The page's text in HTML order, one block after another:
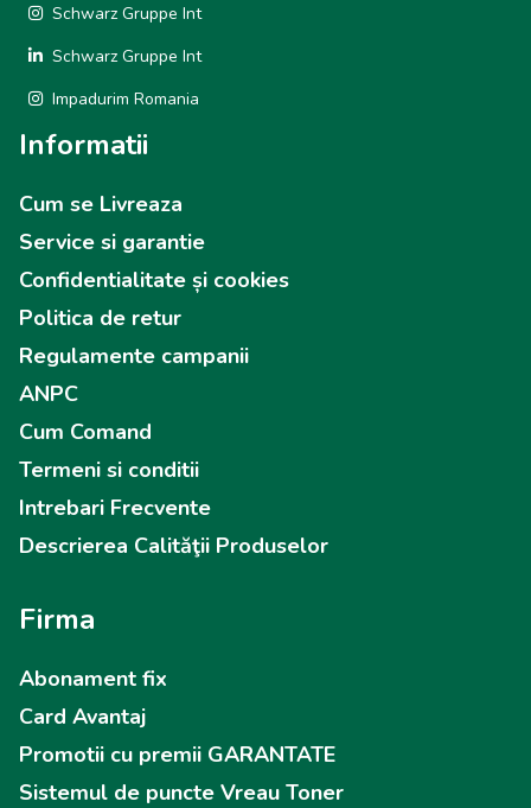
Schwarz Gruppe Int
Schwarz Gruppe Int
Impadurim Romania
Informatii
Cum se Livreaza
Service si garantie
Confidentialitate și cookies
Politica de retur
Regulamente campanii
ANPC
Cum Comand
Termeni si conditii
Intrebari Frecvente
Descrierea Calităţii Produselor
Firma
Abonament fix
Card Avantaj
Promotii cu premii GARANTATE
Sistemul de puncte Vreau Toner